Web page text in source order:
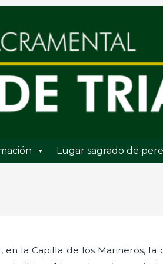
Lugar sagrado de
en la Capilla de los Marineros, la